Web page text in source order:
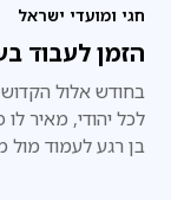
חגי ומועדי ישראל
הזמן לעבוד
בחודש אלול
לכל יהודי, מאיר
בן רגע לעמוד מול